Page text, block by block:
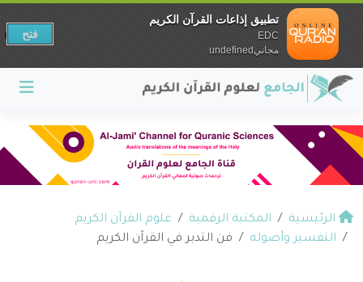
الرئيسية المكتبة الرقمية
علوم القرآن الكريم
التفسير وأصوله
فن التدبر في القرآن الكريم
تطبيق إذاعات القرآن الكريم
EDC
مجانيundefined
فتح